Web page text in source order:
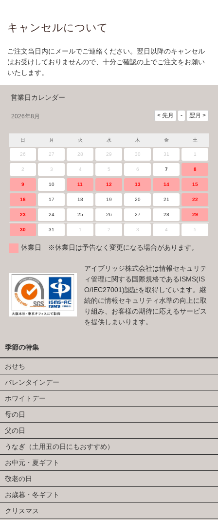
キャンセルについて
ご注文当日内にメールでご連絡ください。翌日以降のキャンセル
はお受けしておりませんので、十分ご確認の上でご注文をお願い
いたします。
営業日カレンダー
2026年8月
日 月 火 水 木 金 土
26 27 28 29 30 31 1
2 3 4 5 6 7 8
9 10 11 12 13 14 15
16 17 18 19 20 21 22
23 24 25 26 27 28 29
30 31 1 2 3 4 5
休業日 ※休業日は予告なく変更になる場合があります。
アイブリッジ株式会社は情報セキュリテ
ィ管理に関する国際規格であるISMS(IS
O/IEC27001)認証を取得しています。継
続的に情報セキュリティ水準の向上に取
り組み、お客様の期待に応えるサービス
を提供しまいります。
季節の特集
おせち
バレンタインデー
ホワイトデー
母の日
父の日
うなぎ（土用丑の日にもおすすめ）
お中元・夏ギフト
敬老の日
お歳暮・冬ギフト
クリスマス